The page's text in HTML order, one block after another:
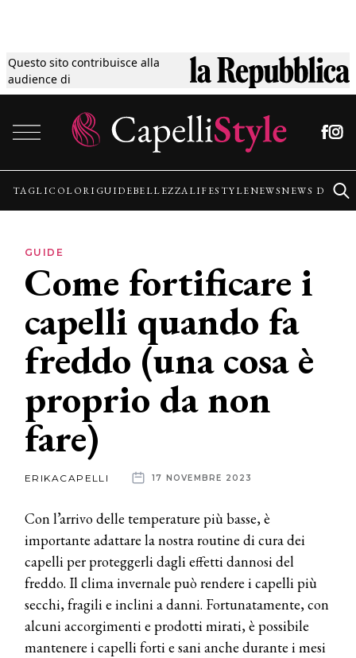
Questo sito contribuisce alla
audience di
Tagli
Colori
Guide
Lifestyle
News
News
dalle
aziende
TAGLICOLORI GUIDEBELLEZZALIFESTYLENEWSNEWS
GUIDE
Come fortificare i
capelli quando fa
freddo (una cosa è
proprio da non
fare)
ERIKACAPELLI 17 NOVEMBRE 2023
Con l’arrivo delle temperature più basse, è
importante adattare la nostra routine di cura dei
capelli per proteggerli dagli effetti dannosi del
freddo. Il clima invernale può rendere i capelli più
secchi, fragili e inclini a danni. Fortunatamente, con
alcuni accorgimenti e prodotti mirati, è possibile
mantenere i capelli forti e sani anche durante i mesi